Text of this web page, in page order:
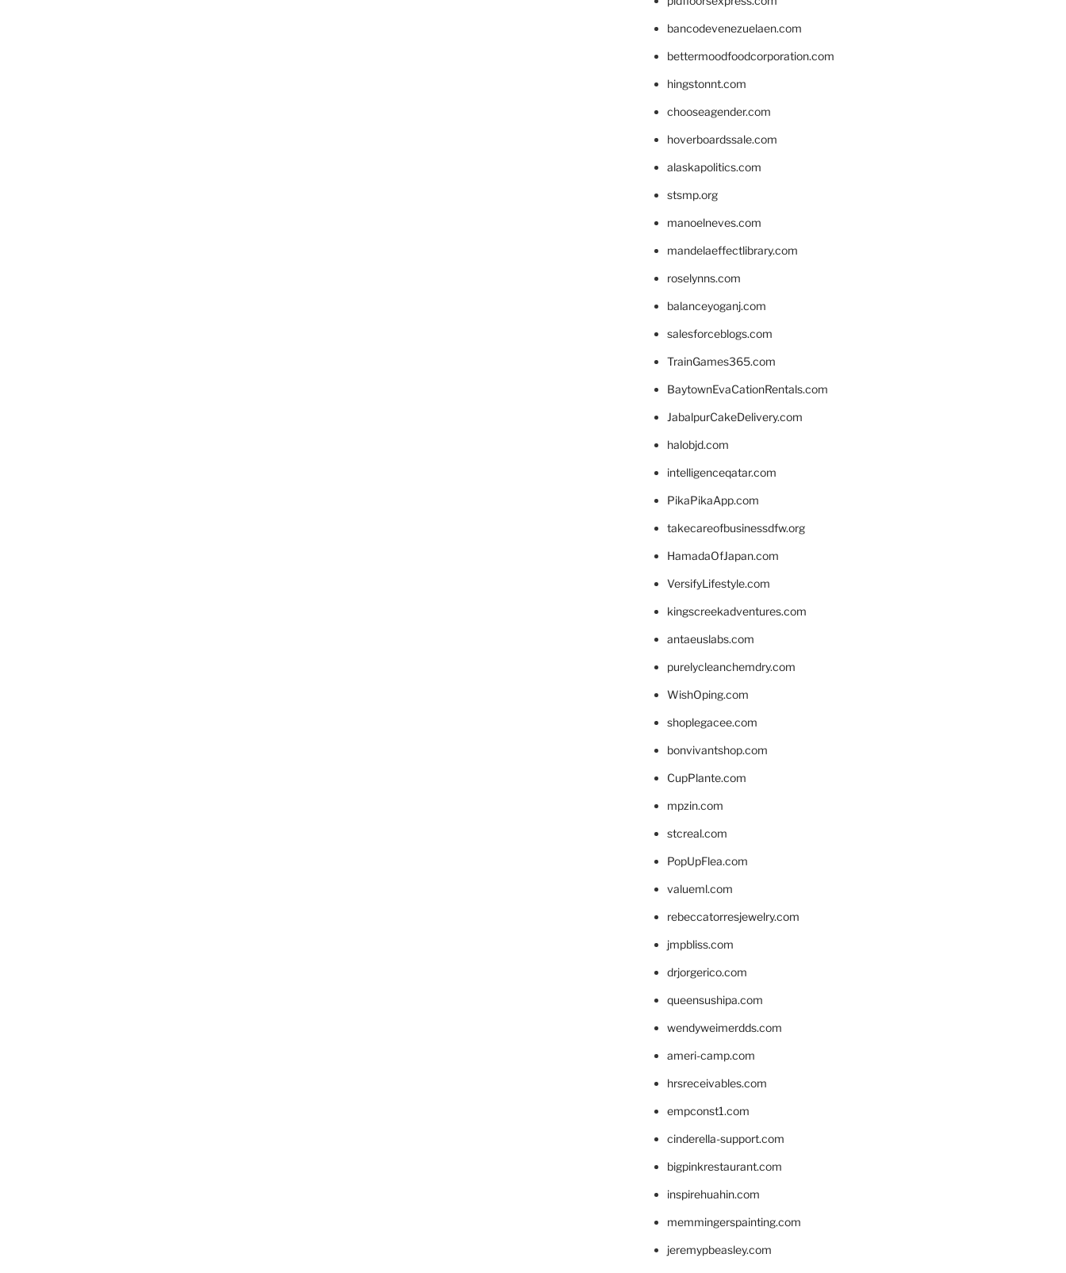
bancodevenezuelaen.com
bettermoodfoodcorporation.com
hingstonnt.com
chooseagender.com
hoverboardssale.com
alaskapolitics.com
stsmp.org
manoelneves.com
mandelaeffectlibrary.com
roselynns.com
balanceyoganj.com
salesforceblogs.com
TrainGames365.com
BaytownEvaCationRentals.com
JabalpurCakeDelivery.com
halobjd.com
intelligenceqatar.com
PikaPikaApp.com
takecareofbusinessdfw.org
HamadaOfJapan.com
VersifyLifestyle.com
kingscreekadventures.com
antaeuslabs.com
purelycleanchemdry.com
WishOping.com
shoplegacee.com
bonvivantshop.com
CupPlante.com
mpzin.com
stcreal.com
PopUpFlea.com
valueml.com
rebeccatorresjewelry.com
jmpbliss.com
drjorgerico.com
queensushipa.com
wendyweimerdds.com
ameri-camp.com
hrsreceivables.com
empconst1.com
cinderella-support.com
bigpinkrestaurant.com
inspirehuahin.com
memmingerspainting.com
jeremypbeasley.com